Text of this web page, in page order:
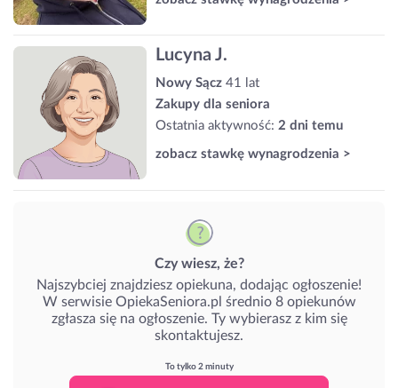
Lucyna J.
Nowy Sącz 41 lat
Zakupy dla seniora
Ostatnia aktywność: 2 dni temu
zobacz stawkę wynagrodzenia >
Czy wiesz, że?
Najszybciej znajdziesz opiekuna, dodając ogłoszenie!
W serwisie OpiekaSeniora.pl średnio 8 opiekunów
zgłasza się na ogłoszenie. Ty wybierasz z kim się
skontaktujesz.
To tylko 2 minuty